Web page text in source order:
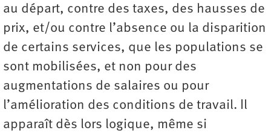
au départ, contre des taxes, des hausses de
prix, et/ou contre l’absence ou la disparition
de certains services, que les populations se
sont mobilisées, et non pour des
augmentations de salaires ou pour
l’amélioration des conditions de travail. Il
apparaît dès lors logique, même si